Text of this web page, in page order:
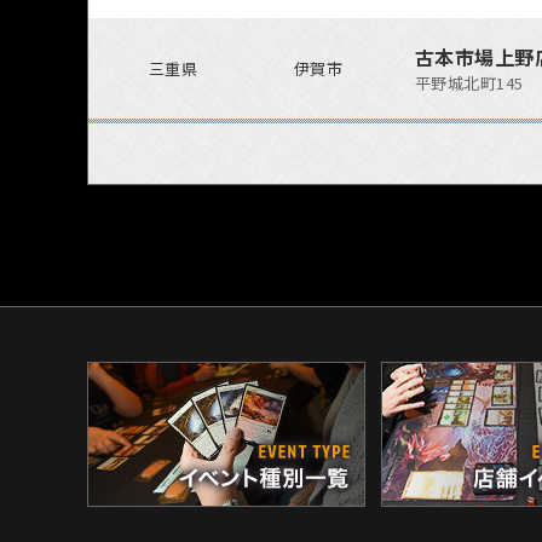
三重県 伊賀市 古本市場上野
平野城北町145